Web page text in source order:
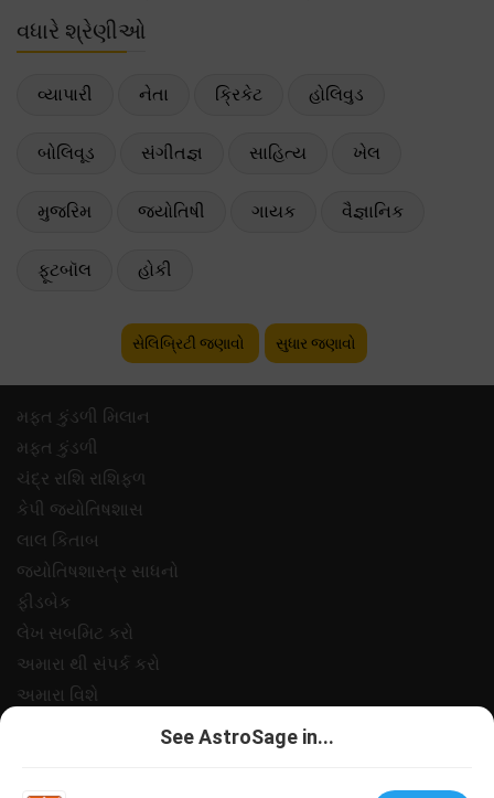
વધારે શ્રેણીઓ
વ્યાપારી નેતા ક્રિકેટ હોલિવુડ
બોલિવૂડ સંગીતજ્ઞ સાહિત્ય ખેલ
મુજરિમ જ્યોતિષી ગાયક વૈજ્ઞાનિક
ફૂટબૉલ હોકી
સેલિબ્રિટી જણાવો સુધાર જણાવો
મફ્ત કુંડળી મિલાન
મફ્ત કુંડળી
ચંદ્ર રાશિ રાશિફળ
કેપી જ્યોતિષશાસ
લાલ કિતાબ
જ્યોતિષશાસ્ત્ર સાધનો
ફીડબેક
લેખ સબમિટ કરો
અમારા થી સંપર્ક કરો
અમારા વિશે
See AstroSage in...